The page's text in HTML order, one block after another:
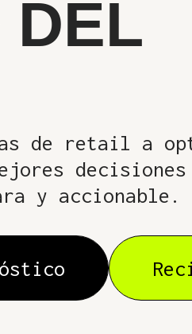
DEL
de retail a
y accionable.